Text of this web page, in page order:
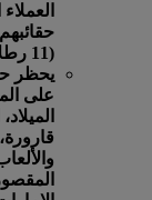
(11 رطلا) من الذخيرة في حقيبة واحدة.
يحظر
على